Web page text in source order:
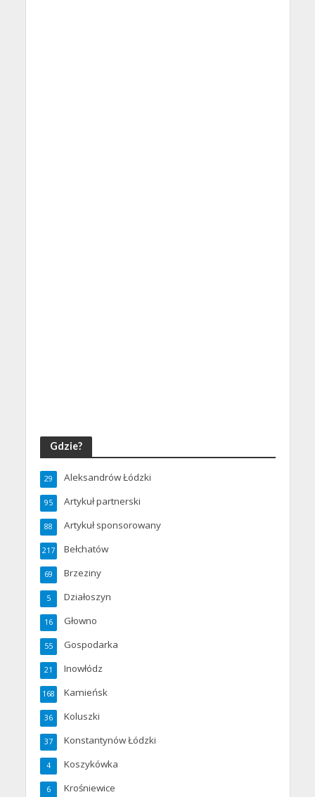
Gdzie?
Aleksandrów Łódzki
29
Artykuł partnerski
95
Artykuł sponsorowany
88
Bełchatów
217
Brzeziny
69
Działoszyn
5
Głowno
16
Gospodarka
55
Inowłódz
21
Kamieńsk
168
Koluszki
36
Konstantynów Łódzki
37
Koszykówka
4
Krośniewice
6